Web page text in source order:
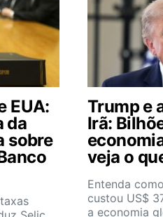
EUA:
da
sobre
Trump e
Irã:
veja o
Entenda
custou US$
a economia